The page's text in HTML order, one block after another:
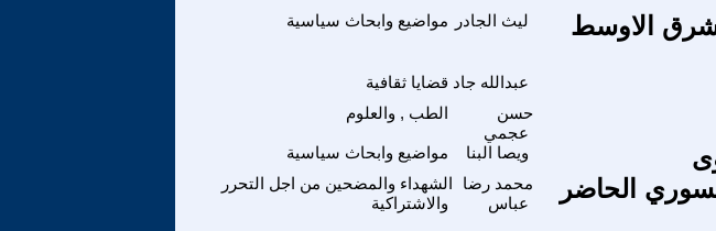
مواضيع وابحاث سياسية ليث الجادر
الاوسط
قضايا ثقافية عبدالله جاد
الطب , والعلوم
حسن
عجمي
مواضيع وابحاث سياسية ويصا البنا
الشهداء والمضحين من اجل التحرر
والاشتراكية
محمد رضا
عباس
الحاضر